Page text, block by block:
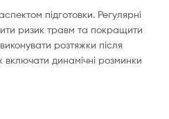
підготовки. Регулярні
ризик травм та покращити
розтяжки після
динамічні розминки